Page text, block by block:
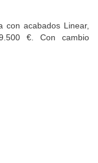
con acabados Linear,
€. Con cambio